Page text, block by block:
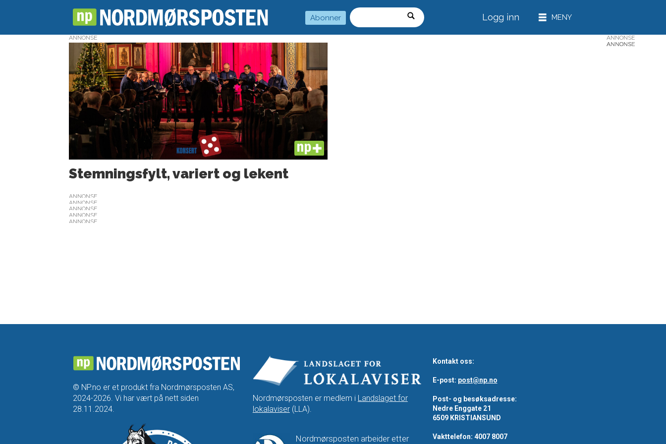
Abonner
Søk
Logg inn
haugen
ANNONSE
PLUS
Stemningsfylt, variert og lekent
ANNONSE
ANNONSE
ANNONSE
ANNONSE
ANNONSE
ANNONSE
ANNONSE
ANNONSE
ANNONSE
ANNONSE
© NP.no er et produkt fra Nordmørsposten AS,
2024-2026. Vi har vært på nett siden
28.11.2024.
Nordmørsposten er medlem i Landslaget for
lokalaviser(LLA).
Nordmørsposten arbeider etter
Kontakt oss:
E-post: post@np.no
Post- og besøksadresse:
Nedre Enggate 21
6509 KRISTIANSUND
Vakttelefon: 4007 8007